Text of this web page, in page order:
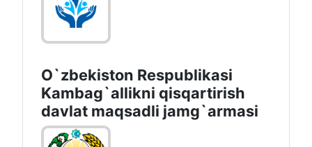
O`zbekiston Respublikasi
Kambag`allikni qisqartirish
davlat maqsadli jamg`armasi